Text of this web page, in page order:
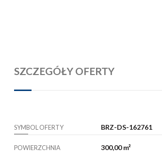
SZCZEGÓŁY OFERTY
SYMBOL OFERTY BRZ-DS-162761
POWIERZCHNIA 300,00 m²